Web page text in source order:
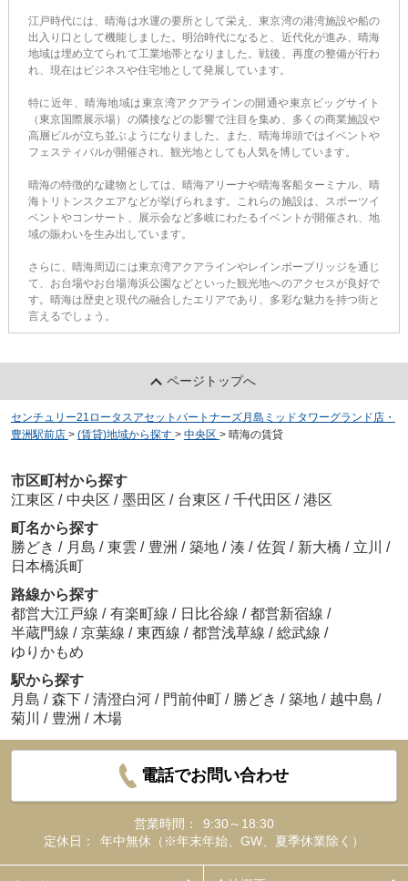
江戸時代には、晴海は水運の要所として栄え、東京湾の港湾施設や船の
出入り口として機能しました。明治時代になると、近代化が進み、晴海
地域は埋め立てられて工業地帯となりました。戦後、再度の整備が行わ
れ、現在はビジネスや住宅地として発展しています。
特に近年、晴海地域は東京湾アクアラインの開通や東京ビッグサイト
（東京国際展示場）の隣接などの影響で注目を集め、多くの商業施設や
高層ビルが立ち並ぶようになりました。また、晴海埠頭ではイベントや
フェスティバルが開催され、観光地としても人気を博しています。
晴海の特徴的な建物としては、晴海アリーナや晴海客船ターミナル、晴
海トリトンスクエアなどが挙げられます。これらの施設は、スポーツイ
ベントやコンサート、展示会など多岐にわたるイベントが開催され、地
域の賑わいを生み出しています。
さらに、晴海周辺には東京湾アクアラインやレインボーブリッジを通じ
て、お台場やお台場海浜公園などといった観光地へのアクセスが良好で
す。晴海は歴史と現代の融合したエリアであり、多彩な魅力を持つ街と
言えるでしょう。
ページトップへ
センチュリー21ロータスアセットパートナーズ月島ミッドタワーグランド店・
豊洲駅前店 > (賃貸)地域から探す > 中央区 > 晴海の賃貸
市区町村から探す
江東区 / 中央区 / 墨田区 / 台東区 / 千代田区 / 港区
町名から探す
勝どき / 月島 / 東雲 / 豊洲 / 築地 / 湊 / 佐賀 / 新大橋 / 立川 /
日本橋浜町
路線から探す
都営大江戸線 / 有楽町線 / 日比谷線 / 都営新宿線 /
半蔵門線 / 京葉線 / 東西線 / 都営浅草線 / 総武線 /
ゆりかもめ
駅から探す
月島 / 森下 / 清澄白河 / 門前仲町 / 勝どき / 築地 / 越中島 /
菊川
/ 豊洲 / 木場
電話でお問い合わせ
営業時間：
9:30～18:30
定休日：
年中無休（※年末年始、GW、夏季休業除く）